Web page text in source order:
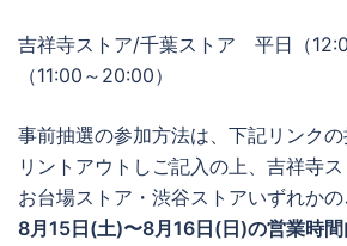
吉祥寺ストア/千葉ストア 平日（
（11:00～20:00）
事前抽選の参加方法は、下記リンク
リントアウトしご記入の上、吉祥寺
お台場ストア・渋谷ストアいずれかの
8月15日(土)〜8月16日(日)の営業時間